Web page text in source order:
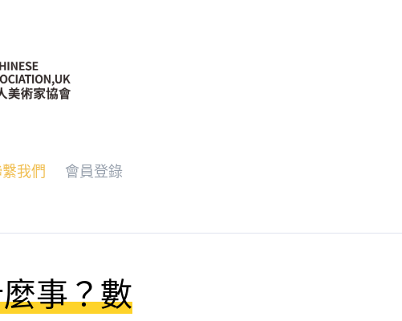
我們 會員登錄
事？數